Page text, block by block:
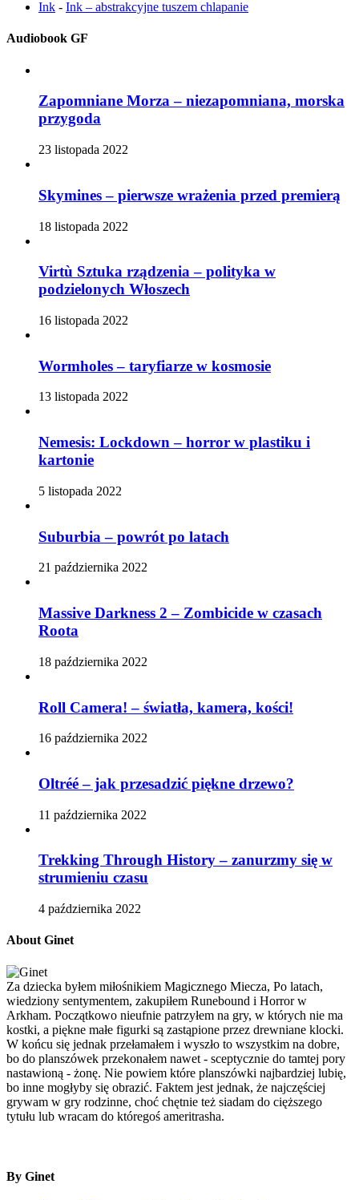
Ink - Ink – abstrakcyjne tuszem chlapanie
Audiobook GF
Zapomniane Morza – niezapomniana, morska
przygoda
23 listopada 2022
Skymines – pierwsze wrażenia przed premierą
18 listopada 2022
Virtù Sztuka rządzenia – polityka w
podzielonych Włoszech
16 listopada 2022
Wormholes – taryfiarze w kosmosie
13 listopada 2022
Nemesis: Lockdown – horror w plastiku i
kartonie
5 listopada 2022
Suburbia – powrót po latach
21 października 2022
Massive Darkness 2 – Zombicide w czasach
Roota
18 października 2022
Roll Camera! – światła, kamera, kości!
16 października 2022
Oltréé – jak przesadzić piękne drzewo?
11 października 2022
Trekking Through History – zanurzmy się w
strumieniu czasu
4 października 2022
About Ginet
Za dziecka byłem miłośnikiem Magicznego Miecza, Po latach,
wiedziony sentymentem, zakupiłem Runebound i Horror w
Arkham. Początkowo nieufnie patrzyłem na gry, w których nie ma
kostki, a piękne małe figurki są zastąpione przez drewniane klocki.
W końcu się jednak przełamałem i wyszło to wszystkim na dobre,
bo do planszówek przekonałem nawet - sceptycznie do tamtej pory
nastawioną - żonę. Nie powiem które planszówki najbardziej lubię,
bo inne mogłyby się obrazić. Faktem jest jednak, że najczęściej
grywam w gry rodzinne, choć chętnie też siadam do cięższego
tytułu lub wracam do któregoś ameritrasha.
By Ginet